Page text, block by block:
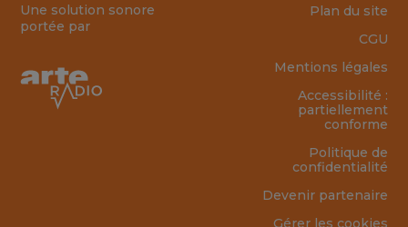
Une solution sonore
portée par
Plan du site
CGU
Mentions légales
Accessibilité :
partiellement
conforme
Politique de
confidentialité
Devenir partenaire
Gérer les cookies